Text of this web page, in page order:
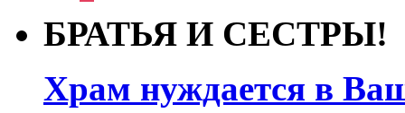
БРАТЬЯ И СЕСТРЫ!
Храм нуждается в